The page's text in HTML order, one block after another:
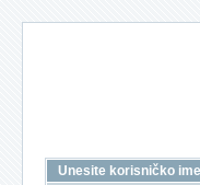
Unesite korisničko